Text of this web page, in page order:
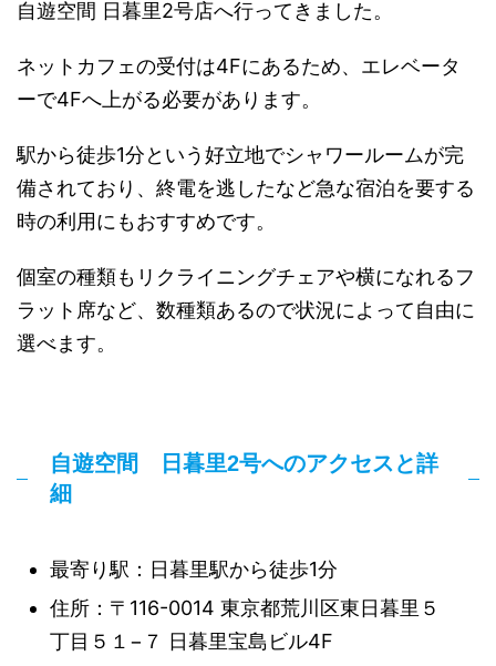
自遊空間 日暮里2号店へ行ってきました。
ネットカフェの受付は4Fにあるため、エレベータ
ーで4Fへ上がる必要があります。
駅から徒歩1分という好立地でシャワールームが完
備されており、終電を逃したなど急な宿泊を要する
時の利用にもおすすめです。
個室の種類もリクライニングチェアや横になれるフ
ラット席など、数種類あるので状況によって自由に
選べます。
自遊空間 日暮里2号へのアクセスと詳
細
最寄り駅：日暮里駅から徒歩1分
住所：〒116-0014 東京都荒川区東日暮里５
丁目５１−７ 日暮里宝島ビル4F